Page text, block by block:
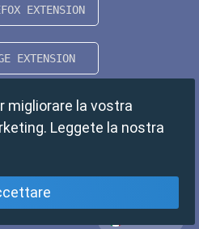
migliorare la vostra
Leggete la nostra